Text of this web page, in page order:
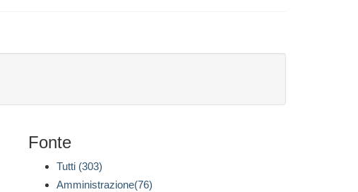
Fonte
Tutti (303)
Amministrazione(76)